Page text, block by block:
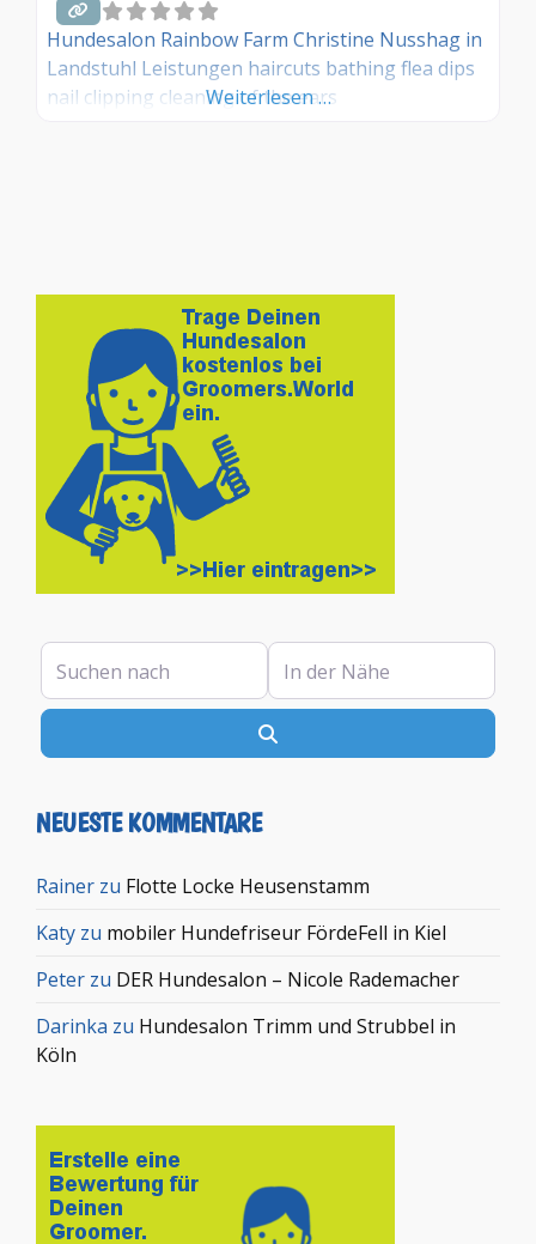
Hundesalon Rainbow Farm Christine Nusshag in
Landstuhl Leistungen haircuts bathing flea dips
nail clipping cleaning of the ears
Weiterlesen …
Suchen nach In der Nähe
NEUESTE KOMMENTARE
Rainer zu Flotte Locke Heusenstamm
Katy zu mobiler Hundefriseur FördeFell in Kiel
Peter zu DER Hundesalon – Nicole Rademacher
Darinka zu Hundesalon Trimm und Strubbel in
Köln